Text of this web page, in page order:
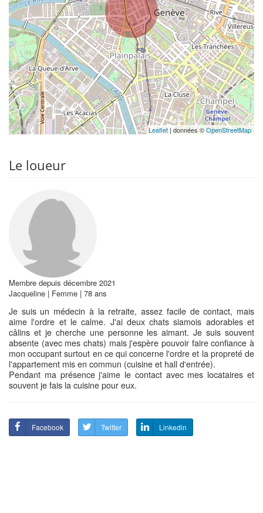
Leaflet | données ©OpenStreetMap
Le loueur
Membre depuis décembre 2021
Jacqueline | Femme | 78 ans
Je suis un médecin à la retraite, assez facile de contact, mais
aime l'ordre et le calme. J'ai deux chats siamois adorables et
câlins et je cherche une personne les aimant. Je suis souvent
absente (avec mes chats) mais j'espère pouvoir faire confiance à
mon occupant surtout en ce qui concerne l'ordre et la propreté de
l'appartement mis en commun (cuisine et hall d'entrée).
Pendant ma présence j'aime le contact avec mes locataires et
souvent je fais la cuisine pour eux.
Facebook Twitter Linkedin